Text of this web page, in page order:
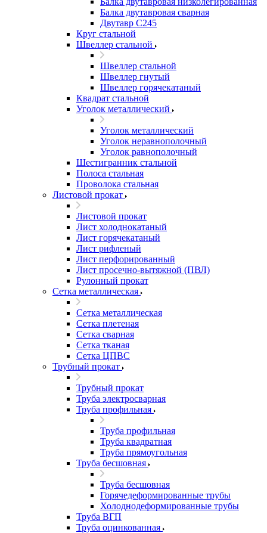
Балка двутавровая сварная
Двутавр С245
Круг стальной
Швеллер стальной
Швеллер стальной
Швеллер гнутый
Швеллер горячекатаный
Квадрат стальной
Уголок металлический
Уголок металлический
Уголок неравнополочный
Уголок равнополочный
Шестигранник стальной
Полоса стальная
Проволока стальная
Листовой прокат
Листовой прокат
Лист холоднокатаный
Лист горячекатаный
Лист рифленый
Лист перфорированный
Лист просечно-вытяжной (ПВЛ)
Рулонный прокат
Сетка металлическая
Сетка металлическая
Сетка плетеная
Сетка сварная
Сетка тканая
Сетка ЦПВС
Трубный прокат
Трубный прокат
Труба электросварная
Труба профильная
Труба профильная
Труба квадратная
Труба прямоугольная
Труба бесшовная
Труба бесшовная
Горячедеформированные трубы
Холоднодеформированные трубы
Труба ВГП
Труба оцинкованная